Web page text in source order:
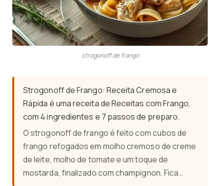
strogonoff de frango
Strogonoff de Frango: Receita Cremosa e
Rápida é uma receita de Receitas com Frango,
com 4 ingredientes e 7 passos de preparo.
O strogonoff de frango é feito com cubos de
frango refogados em molho cremoso de creme
de leite, molho de tomate e um toque de
mostarda, finalizado com champignon. Fica…